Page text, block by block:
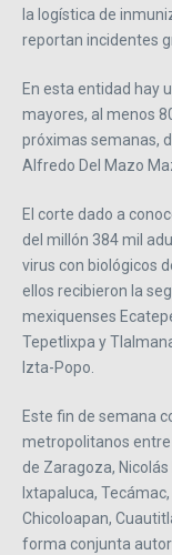
la logística de
reportan incidentes
En esta entidad hay
mayores, al menos
próximas semanas,
Alfredo Del Mazo
El corte dado a
del millón 384 mil
virus con biológicos
ellos recibieron la
mexiquenses
Tepetlixpa y
Izta-Popo.
Este fin de semana
metropolitanos
de Zaragoza,
Ixtapaluca,
Chicoloapan,
forma conjunta